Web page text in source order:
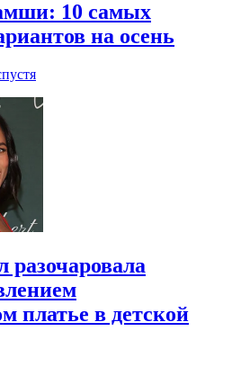
10 самых
на осень
платье в детской